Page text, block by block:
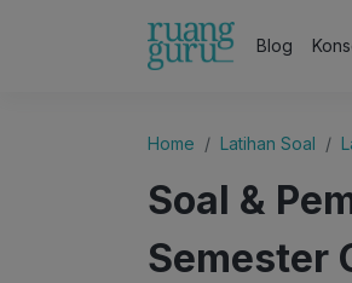
Blog
Home Latihan Soal
Soal &
Semester